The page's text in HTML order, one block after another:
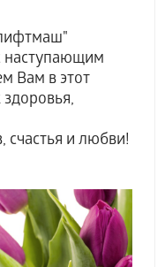
наступающим
Вам в этот
счастья и любви!